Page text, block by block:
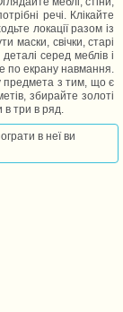
речі. Клікайте
локації разом із
маски, свічки, старі
серед меблів і
по екрану навмання.
предмета з тим, що є
збирайте золоті
в три в ряд.
в неї ви